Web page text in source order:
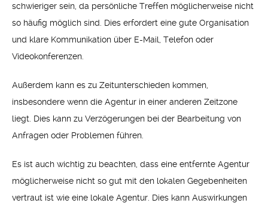
schwieriger sein, da persönliche Treffen möglicherweise nicht
so häufig möglich sind. Dies erfordert eine gute Organisation
und klare Kommunikation über E-Mail, Telefon oder
Videokonferenzen.
Außerdem kann es zu Zeitunterschieden kommen,
insbesondere wenn die Agentur in einer anderen Zeitzone
liegt. Dies kann zu Verzögerungen bei der Bearbeitung von
Anfragen oder Problemen führen.
Es ist auch wichtig zu beachten, dass eine entfernte Agentur
möglicherweise nicht so gut mit den lokalen Gegebenheiten
vertraut ist wie eine lokale Agentur. Dies kann Auswirkungen